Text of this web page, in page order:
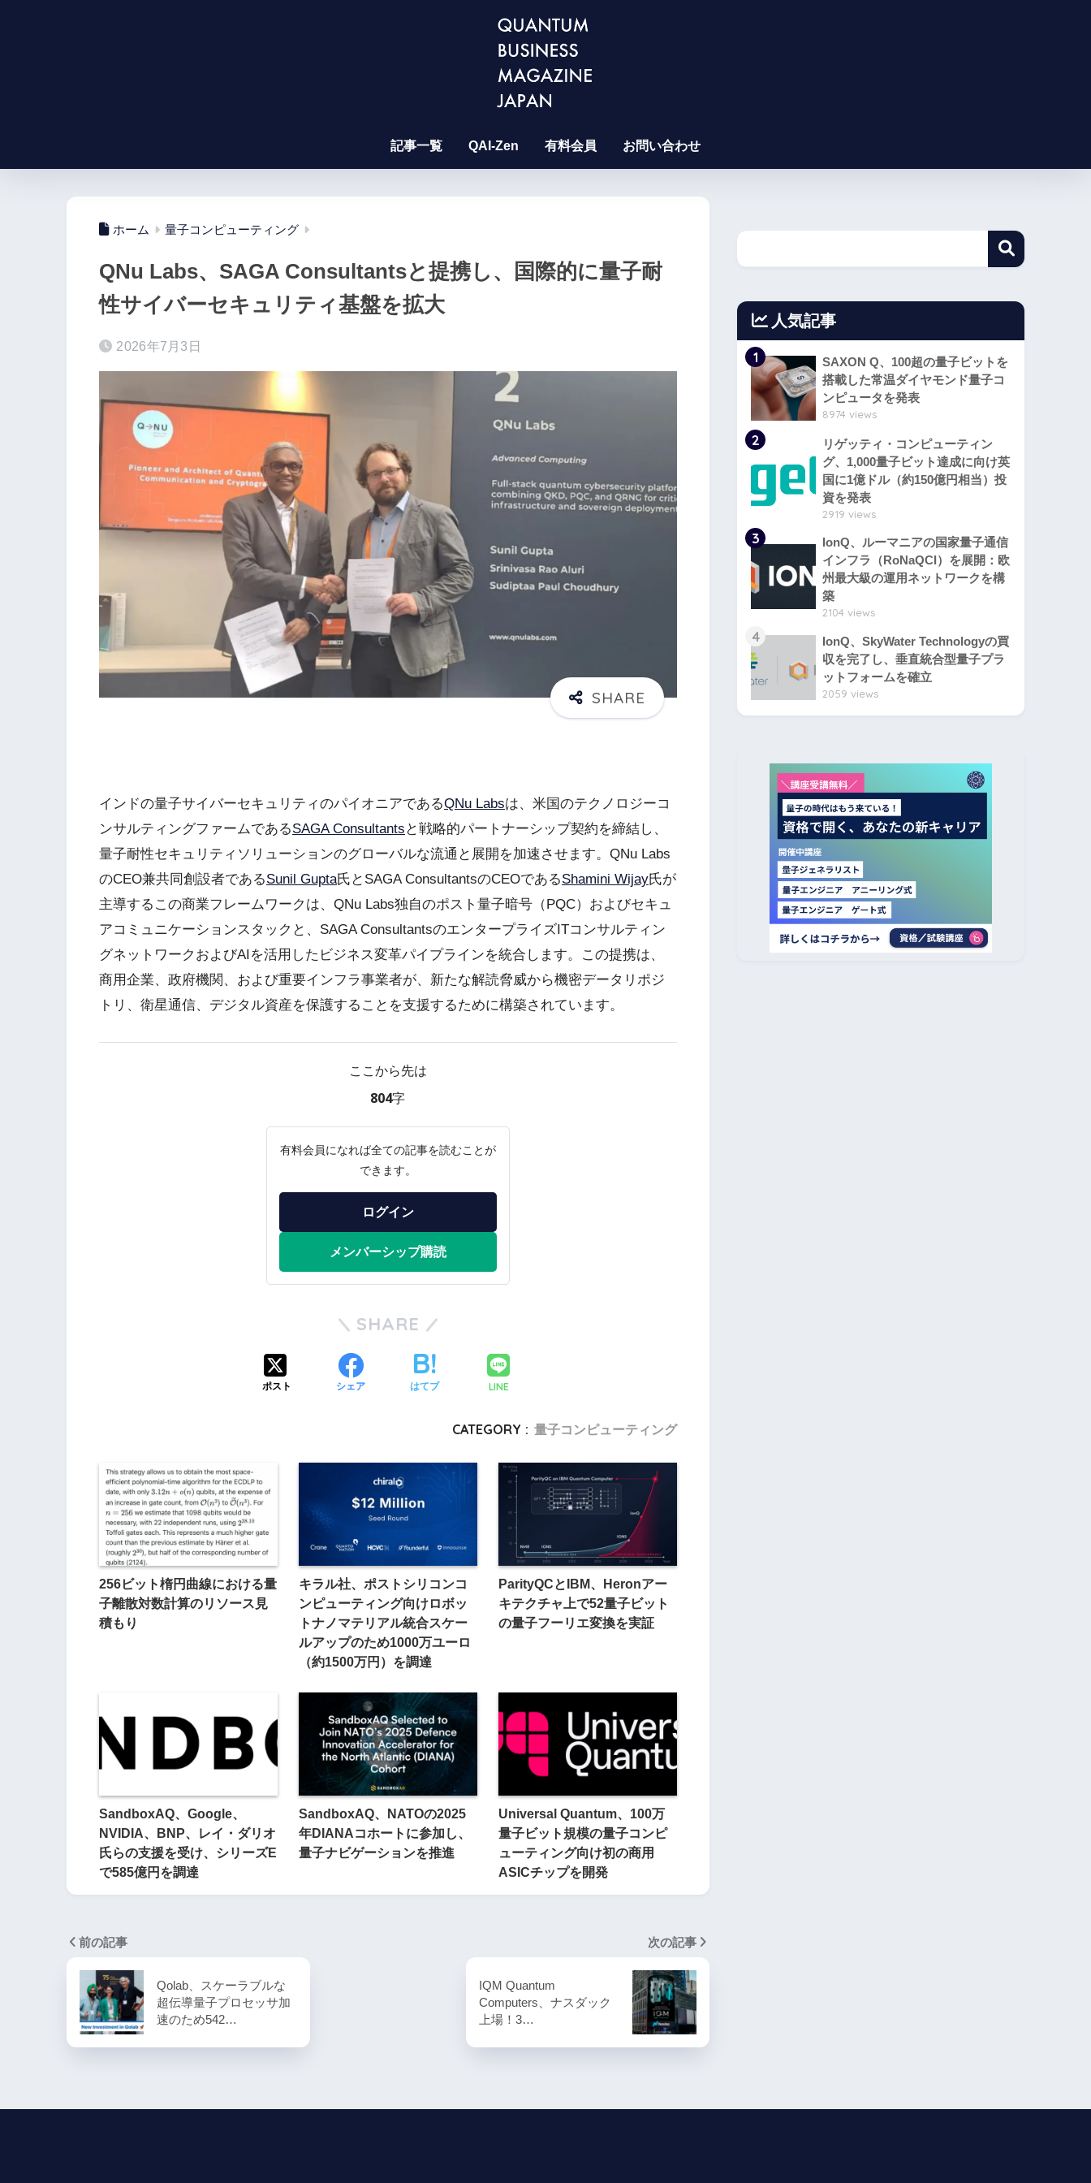
記事一覧 QAI-Zen 有料会員 お問い合わせ
ホーム 量子コンピューティング
QNu Labs、SAGA Consultantsと提携し、国際的に量子耐
性サイバーセキュリティ基盤を拡大
2026年7月3日
インドの量子サイバーセキュリティのパイオニアであるQNu Labsは、米国のテクノロジーコ
ンサルティングファームであるSAGA Consultants と戦略的パートナーシップ契約を締結し、
量子耐性セキュリティソリューションのグローバルな流通と展開を加速させます。QNu Labs
のCEO兼共同創設者であるSunil Gupta氏とSAGA ConsultantsのCEOであるShamini Wijay氏が
主導するこの商業フレームワークは、QNu Labs独自のポスト量子暗号（PQC）およびセキュ
アコミュニケーションスタックと、SAGA ConsultantsのエンタープライズITコンサルティン
グネットワークおよびAIを活用したビジネス変革パイプラインを統合します。この提携は、
商用企業、政府機関、および重要インフラ事業者が、新たな解読脅威から機密データリポジ
トリ、衛星通信、デジタル資産を保護することを支援するために構築されています。
ここから先は
804字
有料会員になれば全ての記事を読むことが
できます。
ログイン
メンバーシップ購読
SHARE
ポスト シェア はてブ LINE
CATEGORY : 量子コンピューティング
256ビット楕円曲線における量
子離散対数計算のリソース見
積もり
キラル社、ポストシリコンコ
ンピューティング向けロボッ
トナノマテリアル統合スケー
ルアップのため1000万ユーロ
（約1500万円）を調達
ParityQCとIBM、Heronアー
キテクチャ上で52量子ビット
の量子フーリエ変換を実証
SandboxAQ、Google、
NVIDIA、BNP、レイ・ダリオ
氏らの支援を受け、シリーズE
で585億円を調達
SandboxAQ、NATOの2025
年DIANAコホートに参加し、
量子ナビゲーションを推進
Universal Quantum、100万
量子ビット規模の量子コンピ
ューティング向け初の商用
ASICチップを開発
前の記事
Qolab、スケーラブルな
超伝導量子プロセッサ加
速のため542…
次の記事
IQM Quantum
Computers、ナスダック
上場！3…
人気記事
1
SAXON Q、100超の量子ビットを
搭載した常温ダイヤモンド量子コ
ンピュータを発表
8974 views
2
リゲッティ・コンピューティン
グ、1,000量子ビット達成に向け英
国に1億ドル（約150億円相当）投
資を発表
2919 views
3
IonQ、ルーマニアの国家量子通信
インフラ（RoNaQCI）を展開：欧
州最大級の運用ネットワークを構
築
2104 views
4
IonQ、SkyWater Technologyの買
収を完了し、垂直統合型量子プラ
ットフォームを確立
2059 views